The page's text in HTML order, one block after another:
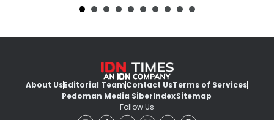
About UsEditorial TeamContact UsTerms of Services
Pedoman Media SiberIndexSitemap
Follow Us